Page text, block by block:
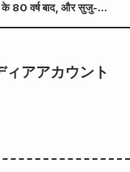
के 80 वर्ष बाद, और सुजु-सान
के वर्ष में, "इन दिस कॉर्नर
जाएगा! नवनिर्मित मुख्य
ィアアカウント